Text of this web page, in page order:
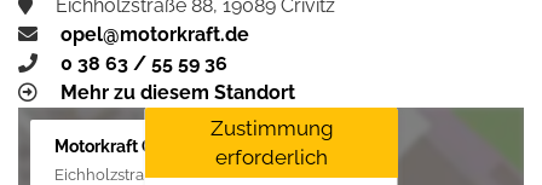
Eichholzstraße 88, 19089 Crivitz
opel@motorkraft.de
0 38 63 / 55 59 36
Mehr zu diesem Standort
Motorkraft GmbH
Eichholzstraße 88, 19089 Crivitz
Zustimmung
erforderlich